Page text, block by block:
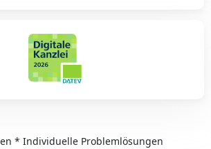
* Individuelle Problemlösungen